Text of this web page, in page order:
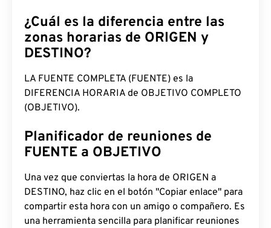
¿Cuál es la diferencia entre las
zonas horarias de ORIGEN y
DESTINO?
LA FUENTE COMPLETA (FUENTE) es la
DIFERENCIA HORARIA de OBJETIVO COMPLETO
(OBJETIVO).
Planificador de reuniones de
FUENTE a OBJETIVO
Una vez que conviertas la hora de ORIGEN a
DESTINO, haz clic en el botón "Copiar enlace" para
compartir esta hora con un amigo o compañero. Es
una herramienta sencilla para planificar reuniones